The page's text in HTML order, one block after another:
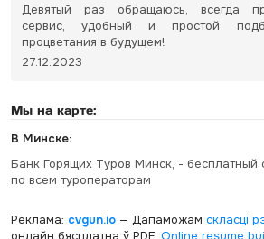
Девятый раз обращаюсь, всегда
сервис, удобный и простой
процветания в будущем!
27.12.2023
Мы на карте:
В Минске:
Банк Горящих Туров Минск, - бесплатный
по всем туроператорам
Реклама: cvgun.io— Дапаможам скласці
онлайн бясплатна ў PDF. Online resume